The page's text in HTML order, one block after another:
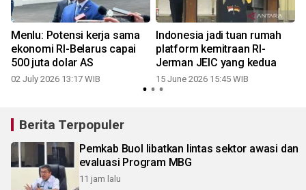
Menlu: Potensi kerja sama
ekonomi RI-Belarus capai
500 juta dolar AS
02 July 2026 13:17 WIB
Indonesia jadi tuan rumah
platform kemitraan RI-
Jerman JEIC yang kedua
15 June 2026 15:45 WIB
Berita Terpopuler
Pemkab Buol libatkan lintas sektor awasi dan
evaluasi Program MBG
11 jam lalu